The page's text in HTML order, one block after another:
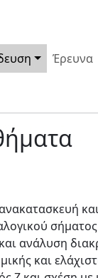
Έρευνα
ανάλυση
και